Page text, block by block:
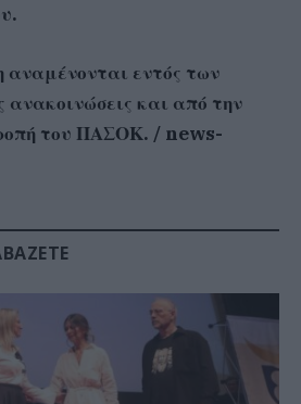
αναμένονται εντός των
ανακοινώσεις και από την
του ΠΑΣΟΚ. / news-